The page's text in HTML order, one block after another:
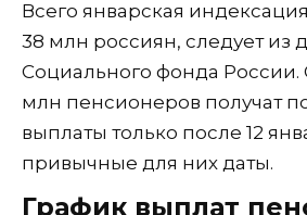
Всего январская
38 млн россиян, следует из
Социального фонда России.
млн пенсионеров получат
выплаты только после 12
привычные для них даты.
График выплат